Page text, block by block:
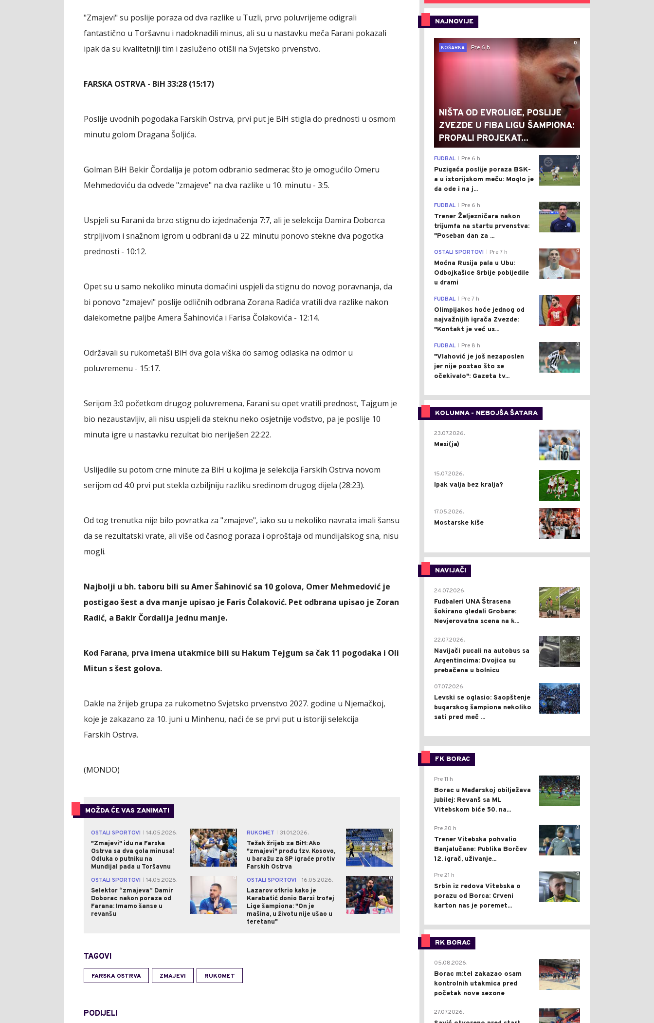
"Zmajevi" su poslije poraza od dva razlike u Tuzli, prvo poluvrijeme odigrali
fantastično u Toršavnu i nadoknadili minus, ali su u nastavku meča Farani pokazali
ipak da su kvalitetniji tim i zasluženo otišli na Svjetsko prvenstvo.
FARSKA OSTRVA - BiH 33:28 (15:17)
Poslije uvodnih pogodaka Farskih Ostrva, prvi put je BiH stigla do prednosti u osmom
minutu golom Dragana Šoljića.
Golman BiH Bekir Čordalija je potom odbranio sedmerac što je omogućilo Omeru
Mehmedoviću da odvede "zmajeve" na dva razlike u 10. minutu - 3:5.
Uspjeli su Farani da brzo stignu do izjednačenja 7:7, ali je selekcija Damira Doborca
strpljivom i snažnom igrom u odbrani da u 22. minutu ponovo stekne dva pogotka
prednosti - 10:12.
Opet su u samo nekoliko minuta domaćini uspjeli da stignu do novog poravnanja, da
bi ponovo "zmajevi" poslije odličnih odbrana Zorana Radića vratili dva razlike nakon
dalekometne paljbe Amera Šahinovića i Farisa Čolakovića - 12:14.
Održavali su rukometaši BiH dva gola viška do samog odlaska na odmor u
poluvremenu - 15:17.
Serijom 3:0 početkom drugog poluvremena, Farani su opet vratili prednost, Tajgum je
bio nezaustavljiv, ali nisu uspjeli da steknu neko osjetnije vođstvo, pa je poslije 10
minuta igre u nastavku rezultat bio neriješen 22:22.
Uslijedile su potom crne minute za BiH u kojima je selekcija Farskih Ostrva novom
serijom od 4:0 prvi put stekla ozbiljniju razliku sredinom drugog dijela (28:23).
Od tog trenutka nije bilo povratka za "zmajeve", iako su u nekoliko navrata imali šansu
da se rezultatski vrate, ali više od časnog poraza i oproštaja od mundijalskog sna, nisu
mogli.
Najbolji u bh. taboru bili su Amer Šahinović sa 10 golova, Omer Mehmedović je
postigao šest a dva manje upisao je Faris Čolaković. Pet odbrana upisao je Zoran
Radić, a Bakir Čordalija jednu manje.
Kod Farana, prva imena utakmice bili su Hakum Tejgum sa čak 11 pogodaka i Oli
Mitun s šest golova.
Dakle na žrijeb grupa za rukometno Svjetsko prvenstvo 2027. godine u Njemačkoj,
koje je zakazano za 10. juni u Minhenu, naći će se prvi put u istoriji selekcija
Farskih Ostrva.
(MONDO)
MOŽDA ĆE VAS ZANIMATI
OSTALI SPORTOVI
14.05.2026.
"Zmajevi" idu na Farska
Ostrva sa dva gola minusa!
Odluka o putniku na
Mundijal pada u Toršavnu
0 RUKOMET
31.01.2026.
Težak žrijeb za BiH: Ako
"zmajevi" prođu tzv. Kosovo,
u baražu za SP igraće protiv
Farskih Ostrva
0
OSTALI SPORTOVI
14.05.2026.
Selektor “zmajeva” Damir
Doborac nakon poraza od
Farana: Imamo šanse u
revanšu
0 OSTALI SPORTOVI
16.05.2026.
Lazarov otkrio kako je
Karabatić donio Barsi trofej
Lige šampiona: "On je
mašina, u životu nije ušao u
teretanu"
0
TAGOVI
FARSKA OSTRVA ZMAJEVI RUKOMET
PODIJELI
NAJNOVIJE
0
KOŠARKA
Pre 6 h
NIŠTA OD EVROLIGE, POSLIJE
ZVEZDE U FIBA LIGU ŠAMPIONA:
PROPALI PROJEKAT...
0
FUDBAL Pre 6 h
Puzigaća poslije poraza BSK-
a u istorijskom meču: Moglo je
da ode i na j...
0
FUDBAL Pre 6 h
Trener Željezničara nakon
trijumfa na startu prvenstva:
"Poseban dan za ...
0
OSTALI SPORTOVI Pre 7 h
Moćna Rusija pala u Ubu:
Odbojkašice Srbije pobijedile
u drami
0
FUDBAL Pre 7 h
Olimpijakos hoće jednog od
najvažnijih igrača Zvezde:
"Kontakt je već us...
0
FUDBAL Pre 8 h
"Vlahović je još nezaposlen
jer nije postao što se
očekivalo": Gazeta tv...
KOLUMNA - NEBOJŠA ŠATARA
0
23.07.2026.
Mesi(ja)
2
15.07.2026.
Ipak valja bez kralja?
0
17.05.2026.
Mostarske kiše
NAVIJAČI
0
24.07.2026.
Fudbaleri UNA Štrasena
šokirano gledali Grobare:
Nevjerovatna scena na k...
0
22.07.2026.
Navijači pucali na autobus sa
Argentincima: Dvojica su
prebačena u bolnicu
1
07.07.2026.
Levski se oglasio: Saopštenje
bugarskog šampiona nekoliko
sati pred meč ...
FK BORAC
0
Pre 11 h
Borac u Mađarskoj obilježava
jubilej: Revanš sa ML
Vitebskom biće 50. na...
0
Pre 20 h
Trener Vitebska pohvalio
Banjalučane: Publika Borčev
12. igrač, uživanje...
0
Pre 21 h
Srbin iz redova Vitebska o
porazu od Borca: Crveni
karton nas je poremet...
RK BORAC
0
05.08.2026.
Borac m:tel zakazao osam
kontrolnih utakmica pred
početak nove sezone
0
27.07.2026.